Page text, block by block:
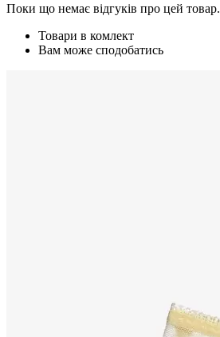
Поки що немає відгуків про цей товар.
Товари в комлект
Вам може сподобатись